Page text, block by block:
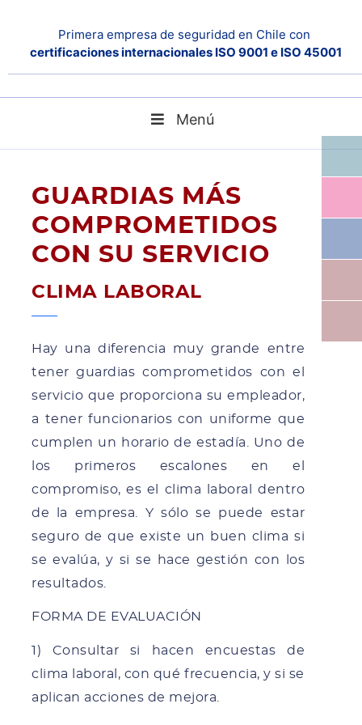
Primera empresa de seguridad en Chile con
certificaciones internacionales ISO 9001 e ISO 45001
Menú
CLIMA LABORAL
GUARDIAS MÁS
COMPROMETIDOS
CON SU SERVICIO
CLIMA LABORAL
Hay una diferencia muy grande entre
tener guardias comprometidos con el
servicio que proporciona su empleador,
a tener funcionarios con uniforme que
cumplen un horario de estadía. Uno de
los primeros escalones en el
compromiso, es el clima laboral dentro
de la empresa. Y sólo se puede estar
seguro de que existe un buen clima si
se evalúa, y si se hace gestión con los
resultados.
FORMA DE EVALUACIÓN
1) Consultar si hacen encuestas de
clima laboral, con qué frecuencia, y si se
aplican acciones de mejora.